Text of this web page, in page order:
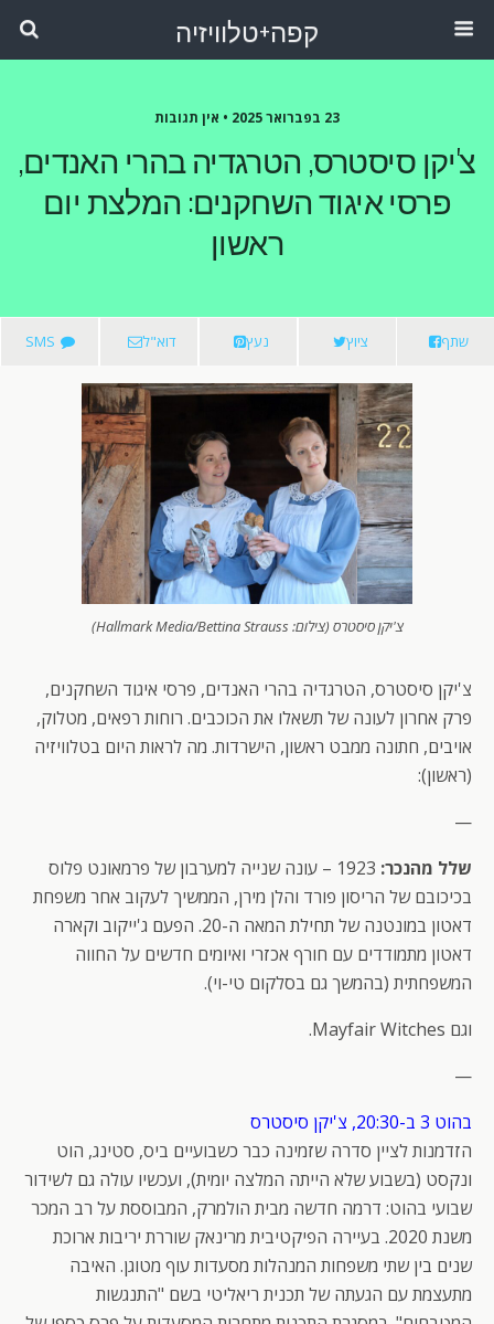
קפה+טלוויזיה
23 בפברואר 2025 • אין תגובות
צ'יקן סיסטרס, הטרגדיה בהרי האנדים,
פרסי איגוד השחקנים: המלצת יום
ראשון
שתף ציוץ נעץ דוא"ל SMS
צ'יקן סיסטרס (צילום: Hallmark Media/Bettina Strauss)
צ'יקן סיסטרס, הטרגדיה בהרי האנדים, פרסי איגוד השחקנים,
פרק אחרון לעונה של תשאלו את הכוכבים. רוחות רפאים, מטלוק,
אויבים, חתונה ממבט ראשון, הישרדות. מה לראות היום בטלוויזיה
(ראשון):
—
שלל מהנכר:
1923 – עונה שנייה למערבון של פרמאונט פלוס
בכיכובם של הריסון פורד והלן מירן, הממשיך לעקוב אחר משפחת
דאטון במונטנה של תחילת המאה ה-20. הפעם ג'ייקוב וקארה
דאטון מתמודדים עם חורף אכזרי ואיומים חדשים על החווה
המשפחתית (בהמשך גם בסלקום טי-וי).
וגם Mayfair Witches.
—
בהוט 3 ב-20:30, צ'יקן סיסטרס
הזדמנות לציין סדרה שזמינה כבר כשבועיים ביס, סטינג, הוט
ונקסט (בשבוע שלא הייתה המלצה יומית), ועכשיו עולה גם לשידור
שבועי בהוט: דרמה חדשה מבית הולמרק, המבוססת על רב המכר
משנת 2020. בעיירה הפיקטיבית מרינאק שוררת יריבות ארוכת
שנים בין שתי משפחות המנהלות מסעדות עוף מטוגן. האיבה
מתעצמת עם הגעתה של תכנית ריאליטי בשם "התנגשות